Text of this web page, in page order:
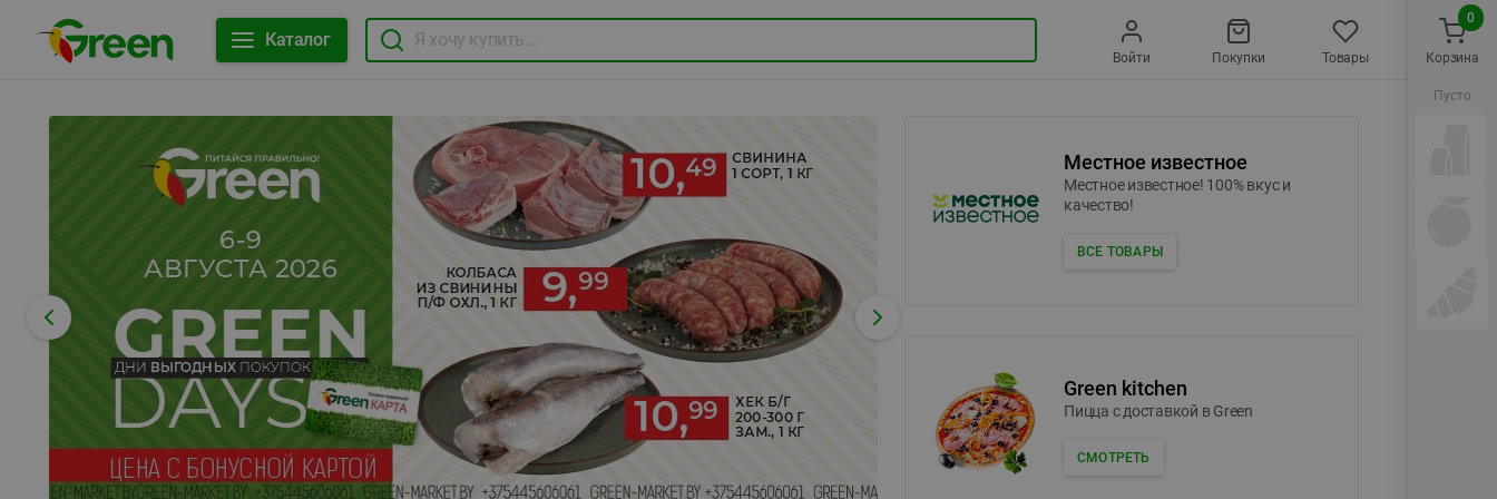
Каталог
Войти Покупки Товары
Местное известное
Местное известное! 100% вкус и
качество!
ВСЕ ТОВАРЫ
Green kitchen
Пицца c доставкой в Green
СМОТРЕТЬ
Корзина
0
Пусто